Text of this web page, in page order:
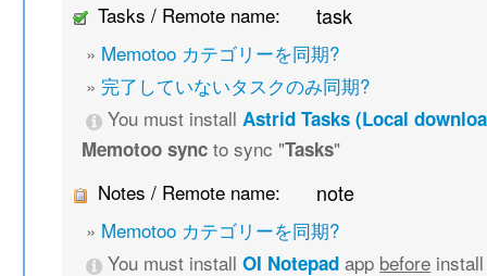
Tasks / Remote name:
task
» Memotoo カテゴリーを同期?
» 完了していないタスクのみ同期?
You must installAstrid Tasks (Local
Memotoo sync to sync "Tasks"
Notes / Remote name:
note
» Memotoo カテゴリーを同期?
You must installOI Notepad app before